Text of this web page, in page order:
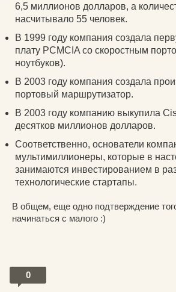
6,5 миллионов долларов, а
насчитывало 55 человек.
В 1999 году компания создала
плату PCMCIA со скоростным
ноутбуков).
В 2003 году компания создала
портовый маршрутизатор.
В 2003 году компанию выкупила
десятков миллионов долларов.
Соответственно, основатели
мультимиллионеры, которые в
занимаются инвестированием в
технологические стартапы.
В общем, еще одно подтверждение
начинаться с малого :)
0